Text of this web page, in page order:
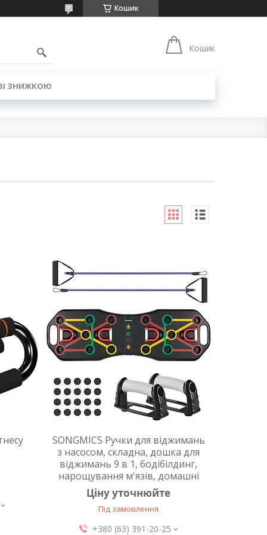
Кошик
Кошик
ЗНИЖКОЮ
SONGMICS Ручки для віджимань
з насосом, складна, дошка для
віджимань 9 в 1, бодібілдинг,
нарощування м'язів, домашні
Ціну уточнюйте
Під замовлення
+380 (63) 391-20-25